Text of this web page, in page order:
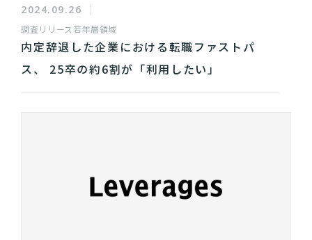
2024.09.26
調査リリース 若年層領域
内定辞退した企業における転職ファストパ
ス、 25卒の約6割が「利用したい」